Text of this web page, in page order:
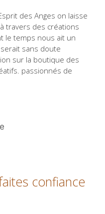
des Anges on laisse
travers des créations
le temps nous ait un
serait sans doute
sur la boutique des
passionnés de
confiance